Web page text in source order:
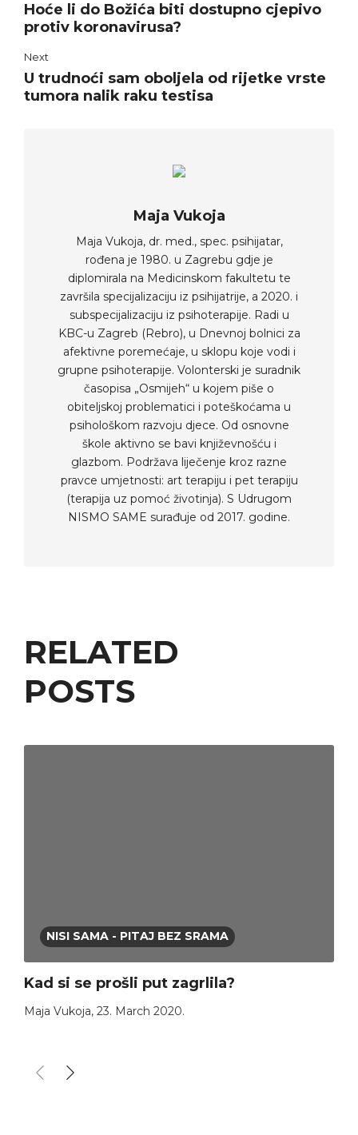
Hoće li do Božića biti dostupno cjepivo
protiv koronavirusa?
Next
U trudnoći sam oboljela od rijetke vrste
tumora nalik raku testisa
Maja Vukoja
Maja Vukoja, dr. med., spec. psihijatar,
rođena je 1980. u Zagrebu gdje je
diplomirala na Medicinskom fakultetu te
završila specijalizaciju iz psihijatrije, a 2020. i
subspecijalizaciju iz psihoterapije. Radi u
KBC-u Zagreb (Rebro), u Dnevnoj bolnici za
afektivne poremećaje, u sklopu koje vodi i
grupne psihoterapije. Volonterski je suradnik
časopisa „Osmijeh“ u kojem piše o
obiteljskoj problematici i poteškoćama u
psihološkom razvoju djece. Od osnovne
škole aktivno se bavi književnošću i
glazbom. Podržava liječenje kroz razne
pravce umjetnosti: art terapiju i pet terapiju
(terapija uz pomoć životinja). S Udrugom
NISMO SAME surađuje od 2017. godine.
RELATED
POSTS
NISI SAMA - PITAJ BEZ SRAMA
Kad si se prošli put zagrlila?
Maja Vukoja, 23. March 2020.